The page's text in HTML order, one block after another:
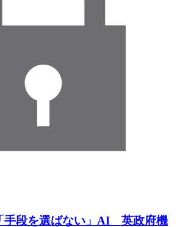
手段を選ばない」AI 英政府機